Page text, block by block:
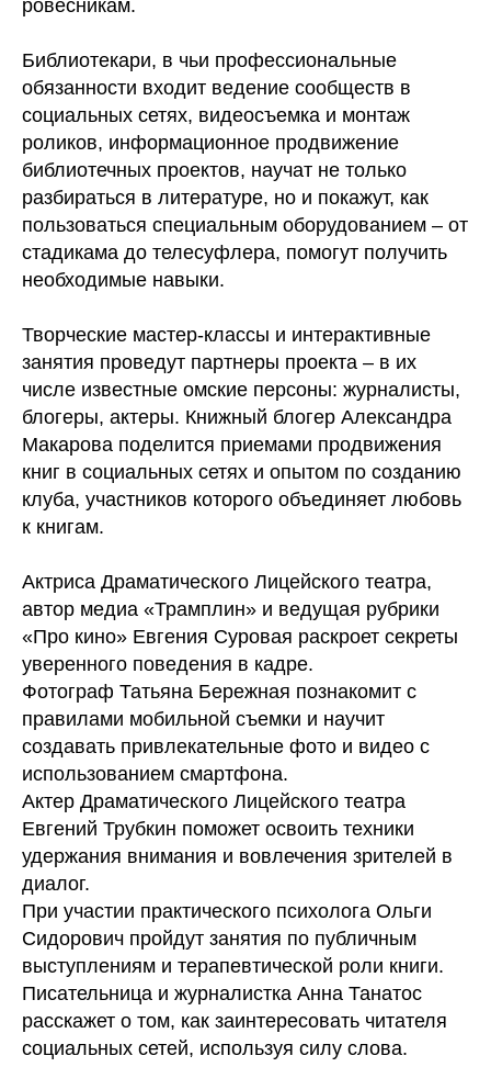
ровесникам.
Библиотекари, в чьи профессиональные
обязанности входит ведение сообществ в
социальных сетях, видеосъемка и монтаж
роликов, информационное продвижение
библиотечных проектов, научат не только
разбираться в литературе, но и покажут, как
пользоваться специальным оборудованием – от
стадикама до телесуфлера, помогут получить
необходимые навыки.
Творческие мастер-классы и интерактивные
занятия проведут партнеры проекта – в их
числе известные омские персоны: журналисты,
блогеры, актеры. Книжный блогер Александра
Макарова поделится приемами продвижения
книг в социальных сетях и опытом по созданию
клуба, участников которого объединяет любовь
к книгам.
Актриса Драматического Лицейского театра,
автор медиа «Трамплин» и ведущая рубрики
«Про кино» Евгения Суровая раскроет секреты
уверенного поведения в кадре.
Фотограф Татьяна Бережная познакомит с
правилами мобильной съемки и научит
создавать привлекательные фото и видео с
использованием смартфона.
Актер Драматического Лицейского театра
Евгений Трубкин поможет освоить техники
удержания внимания и вовлечения зрителей в
диалог.
При участии практического психолога Ольги
Сидорович пройдут занятия по публичным
выступлениям и терапевтической роли книги.
Писательница и журналистка Анна Танатос
расскажет о том, как заинтересовать читателя
социальных сетей, используя силу слова.